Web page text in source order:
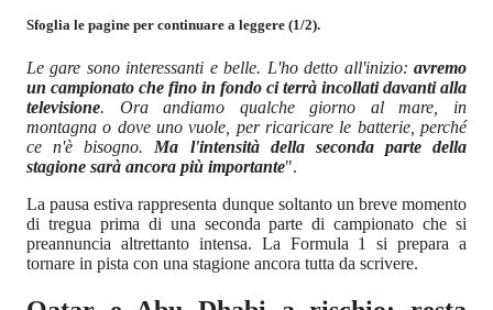
Sfoglia le pagine per continuare a leggere (1/2).
Le gare sono interessanti e belle. L'ho detto all'inizio: avremo
un campionato che fino in fondo ci terrà incollati davanti alla
televisione. Ora andiamo qualche giorno al mare, in
montagna o dove uno vuole, per ricaricare le batterie, perché
ce n'è bisogno. Ma l'intensità della seconda parte della
stagione sarà ancora più importante".
La pausa estiva rappresenta dunque soltanto un breve momento
di tregua prima di una seconda parte di campionato che si
preannuncia altrettanto intensa. La Formula 1 si prepara a
tornare in pista con una stagione ancora tutta da scrivere.